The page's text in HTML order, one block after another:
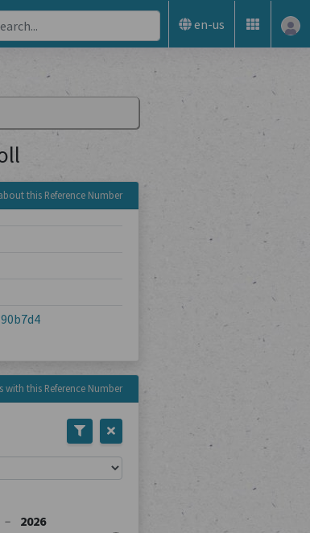
en-us
this Reference Number
with this Reference Number